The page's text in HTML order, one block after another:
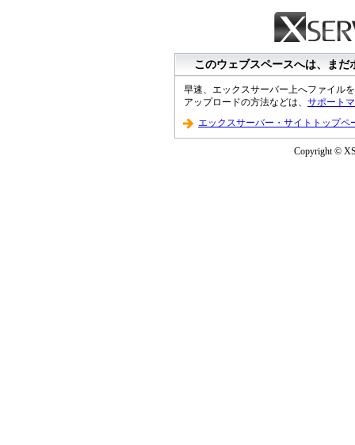
このウェブスペースへは、ま
早速、エックスサーバー上へファイル
アップロードの方法などは、 サポート
エックスサーバー・サイトトップペ
Copyright ©